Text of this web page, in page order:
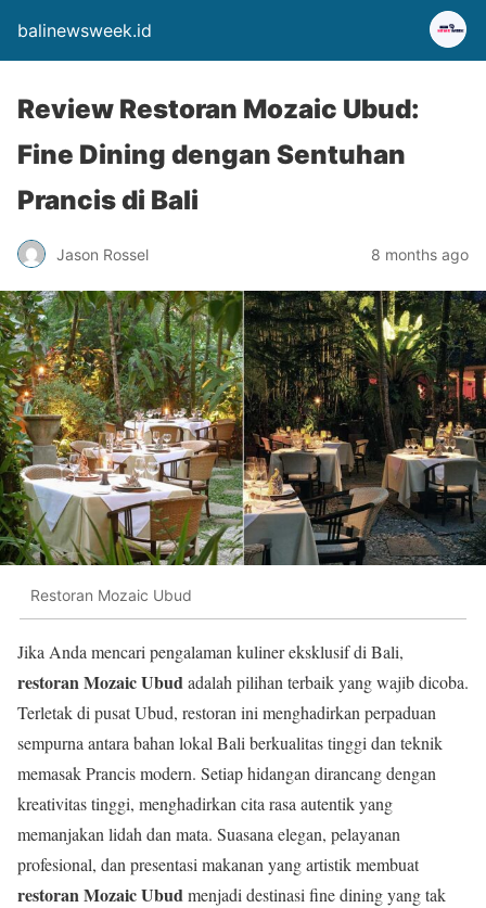
balinewsweek.id
Review Restoran Mozaic Ubud:
Fine Dining dengan Sentuhan
Prancis di Bali
Jason Rossel 8 months ago
Restoran Mozaic Ubud
Jika Anda mencari pengalaman kuliner eksklusif di Bali,
restoran Mozaic Ubudadalah pilihan terbaik yang wajib dicoba.
Terletak di pusat Ubud, restoran ini menghadirkan perpaduan
sempurna antara bahan lokal Bali berkualitas tinggi dan teknik
memasak Prancis modern. Setiap hidangan dirancang dengan
kreativitas tinggi, menghadirkan cita rasa autentik yang
memanjakan lidah dan mata. Suasana elegan, pelayanan
profesional, dan presentasi makanan yang artistik membuat
restoran Mozaic Ubudmenjadi destinasi fine dining yang tak